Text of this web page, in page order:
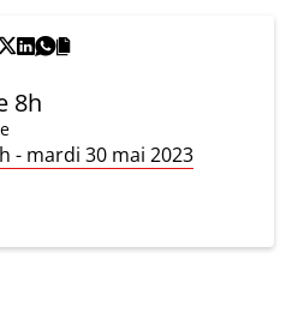
8h
- mardi 30 mai 2023